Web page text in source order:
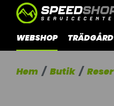
WEBSHOP TRÄDGÅRD
Hem Butik